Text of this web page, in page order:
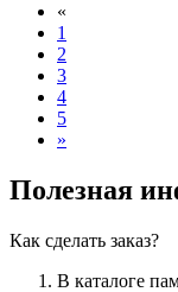
«
1
2
3
4
5
»
Полезная
Как сделать заказ?
В каталоге